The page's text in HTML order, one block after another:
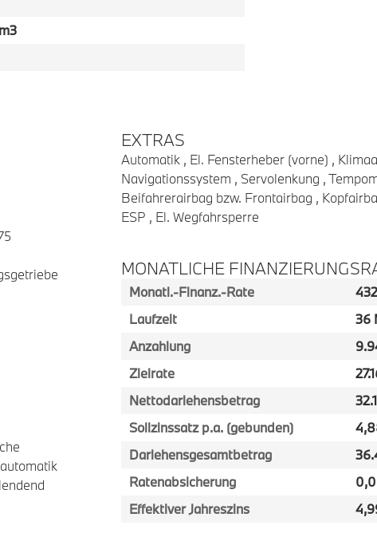
EXTRAS
Automatik , El. Fensterheber (vorne) ,
Navigationssystem , Servolenkung ,
Beifahrerairbag bzw. Frontairbag ,
ESP , El. Wegfahrsperre
MONATLICHE
Monatl.-Finanz.-Rate
Laufzeit
36
Anzahlung
Zielrate
Nettodarlehensbetrag
Sollzinssatz p.a. (gebunden)
Darlehensgesamtbetrag
Ratenabsicherung
Effektiver Jahreszins